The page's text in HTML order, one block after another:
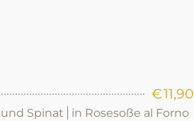
€11,90
Spinat in Rosesoße al Forno